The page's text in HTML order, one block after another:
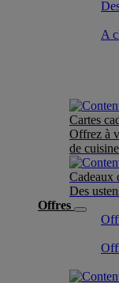
A
Cartes
Offrez à
de
Cadeaux
Des
Offres